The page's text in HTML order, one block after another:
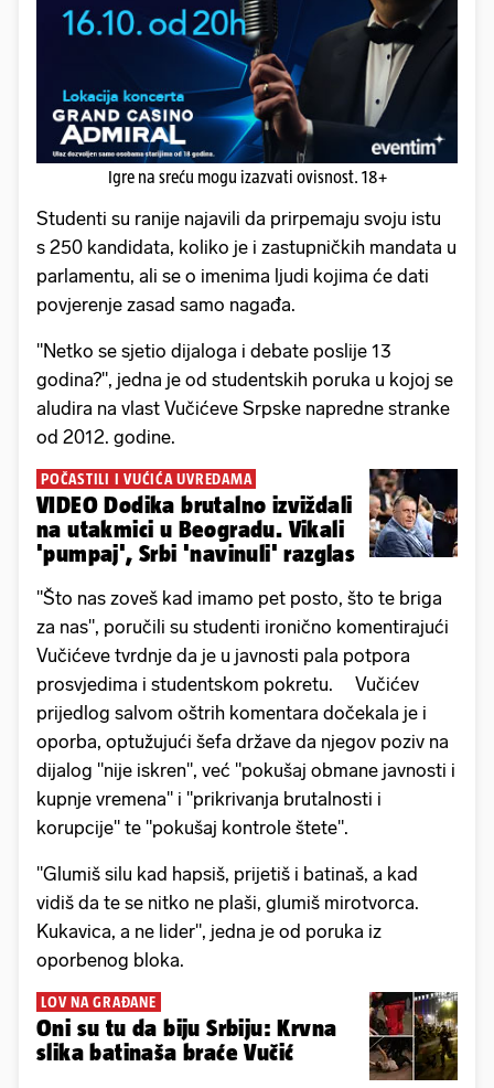
Igre na sreću mogu izazvati ovisnost. 18+
Studenti su ranije najavili da prirpemaju svoju istu
s 250 kandidata, koliko je i zastupničkih mandata u
parlamentu, ali se o imenima ljudi kojima će dati
povjerenje zasad samo nagađa.
"Netko se sjetio dijaloga i debate poslije 13
godina?", jedna je od studentskih poruka u kojoj se
aludira na vlast Vučićeve Srpske napredne stranke
od 2012. godine.
POČASTILI I VUĆIĆA UVREDAMA
VIDEO Dodika brutalno izviždali
na utakmici u Beogradu. Vikali
'pumpaj', Srbi 'navinuli' razglas
"Što nas zoveš kad imamo pet posto, što te briga
za nas", poručili su studenti ironično komentirajući
Vučićeve tvrdnje da je u javnosti pala potpora
prosvjedima i studentskom pokretu. Vučićev
prijedlog salvom oštrih komentara dočekala je i
oporba, optužujući šefa države da njegov poziv na
dijalog "nije iskren", već "pokušaj obmane javnosti i
kupnje vremena" i "prikrivanja brutalnosti i
korupcije" te "pokušaj kontrole štete".
"Glumiš silu kad hapsiš, prijetiš i batinaš, a kad
vidiš da te se nitko ne plaši, glumiš mirotvorca.
Kukavica, a ne lider", jedna je od poruka iz
oporbenog bloka.
LOV NA GRAĐANE
Oni su tu da biju Srbiju: Krvna
slika batinaša braće Vučić